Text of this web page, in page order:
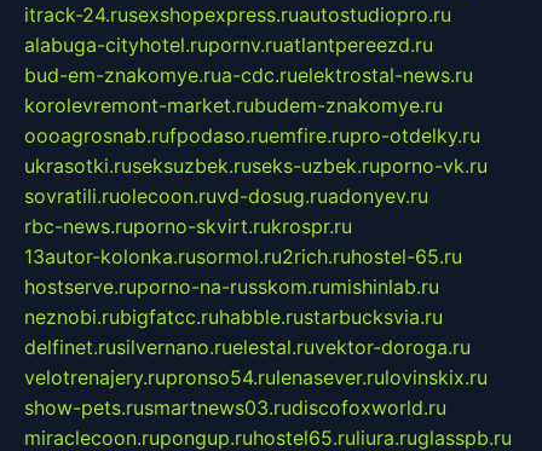
itrack-24.rusexshopexpress.ruautostudiopro.ru
alabuga-cityhotel.rupornv.ruatlantpereezd.ru
bud-em-znakomye.rua-cdc.ruelektrostal-news.ru
korolevremont-market.rubudem-znakomye.ru
oooagrosnab.rufpodaso.ruemfire.rupro-otdelky.ru
ukrasotki.ruseksuzbek.ruseks-uzbek.ruporno-vk.ru
sovratili.ruolecoon.ruvd-dosug.ruadonyev.ru
rbc-news.ruporno-skvirt.rukrospr.ru
13autor-kolonka.rusormol.ru2rich.ruhostel-65.ru
hostserve.ruporno-na-russkom.rumishinlab.ru
neznobi.rubigfatcc.ruhabble.rustarbucksvia.ru
delfinet.rusilvernano.ruelestal.ruvektor-doroga.ru
velotrenajery.rupronso54.rulenasever.rulovinskix.ru
show-pets.rusmartnews03.rudiscofoxworld.ru
miraclecoon.rupongup.ruhostel65.ruliura.ruglasspb.ru